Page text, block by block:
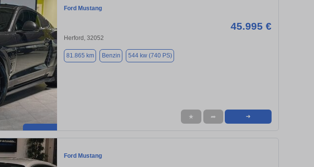
Ford Mustang
45.995 €
Herford, 32052
81.865 km Benzin 544 kw (740 PS)
★ ➦ ➜
Ford Mustang